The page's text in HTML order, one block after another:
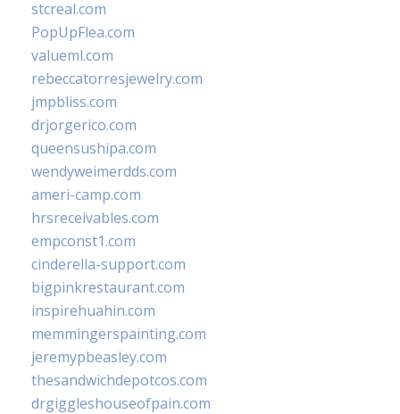
stcreal.com
PopUpFlea.com
valueml.com
rebeccatorresjewelry.com
jmpbliss.com
drjorgerico.com
queensushipa.com
wendyweimerdds.com
ameri-camp.com
hrsreceivables.com
empconst1.com
cinderella-support.com
bigpinkrestaurant.com
inspirehuahin.com
memmingerspainting.com
jeremypbeasley.com
thesandwichdepotcos.com
drgiggleshouseofpain.com